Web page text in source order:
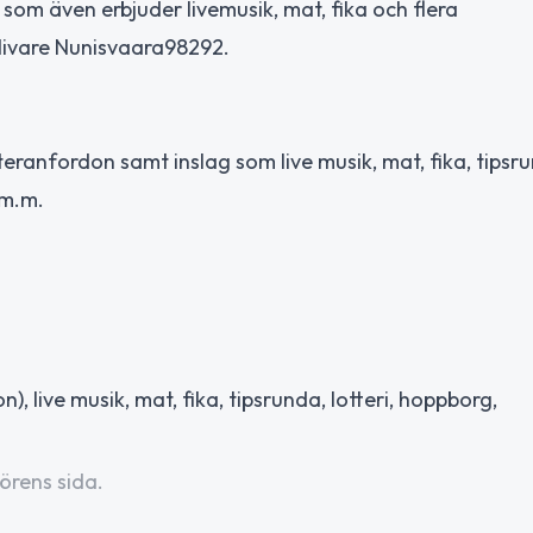
även erbjuder livemusik, mat, fika och flera
Nunisvaara98292.
samt inslag som live musik, mat, fika,
live musik, mat, fika, tipsrunda, lotteri, hoppborg,
sida.